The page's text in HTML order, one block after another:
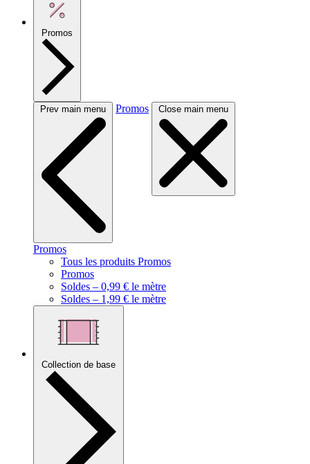
Promos
Prev main menu Promos Close main menu
Promos
Tous les produits Promos
Promos
Soldes – 0,99 € le mètre
Soldes – 1,99 € le mètre
Collection de base